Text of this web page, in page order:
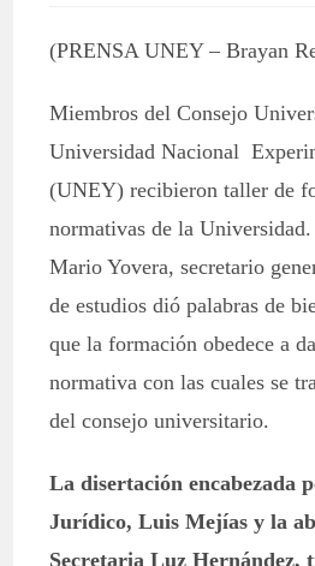
(PRENSA UNEY – Brayan
Miembros del Consejo
Universidad Nacional
(UNEY) recibieron taller de
normativas de la Universidad.
Mario Yovera, secretario
de estudios dió palabras de
que la formación obedece a
normativa con las cuales se
del consejo universitario.
La disertación encabezada
Jurídico, Luis Mejías y la
Secretaria Luz Hernández,